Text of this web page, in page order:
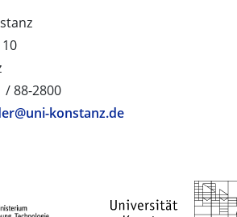
/ 88-2800
konstanz.de